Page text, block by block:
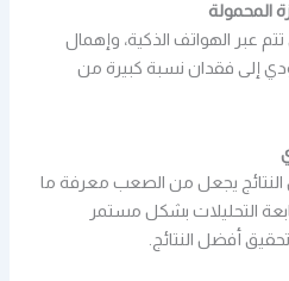
عبر الهواتف الذكية، وإهمال
إلى فقدان نسبة كبيرة من
النتائج يجعل من الصعب معرفة ما
التحليلات بشكل مستمر
أفضل النتائج.